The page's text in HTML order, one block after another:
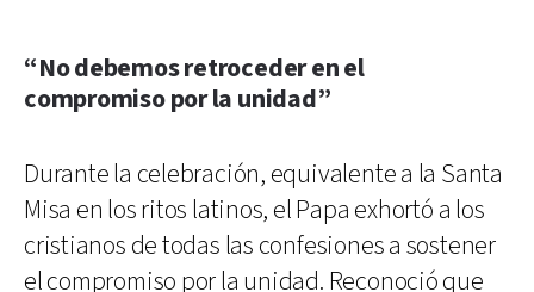
“No debemos retroceder en el
compromiso por la unidad”
Durante la celebración, equivalente a la Santa
Misa en los ritos latinos, el Papa exhortó a los
cristianos de todas las confesiones a sostener
el compromiso por la unidad. Reconoció que